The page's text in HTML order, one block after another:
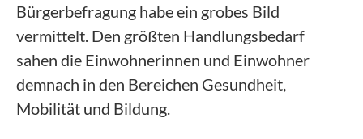
Bürgerbefragung habe ein grobes Bild
vermittelt. Den größten Handlungsbedarf
sahen die Einwohnerinnen und Einwohner
demnach in den Bereichen Gesundheit,
Mobilität und Bildung.